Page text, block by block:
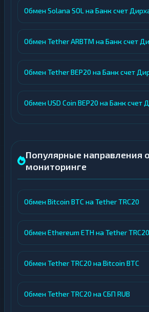
Обмен Solana SOL на Банк счет
Обмен Tether ARBTM на Банк счет
Обмен Tether BEP20 на Банк счет
Обмен USD Coin BEP20 на Банк счет
Популярные направления
мониторинге
Обмен Bitcoin BTC на Tether TRC20
Обмен Ethereum ETH на Tether TRC20
Обмен Tether TRC20 на Bitcoin BTC
Обмен Tether TRC20 на СБП RUB